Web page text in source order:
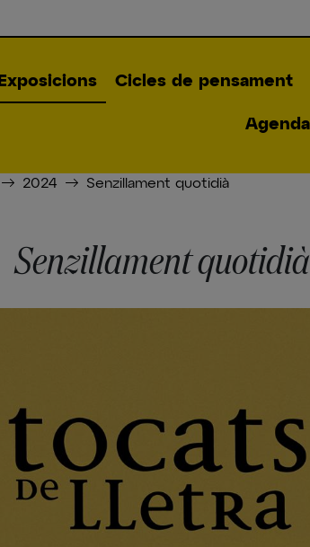
Exposicions Cicles de pensament
2024 Senzillament quotidià
Senzillament quotidià